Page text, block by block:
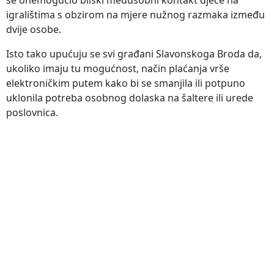
igralištima s obzirom na mjere nužnog razmaka između
dvije osobe.
Isto tako upućuju se svi građani Slavonskoga Broda da,
ukoliko imaju tu mogućnost, način plaćanja vrše
elektroničkim putem kako bi se smanjila ili potpuno
uklonila potreba osobnog dolaska na šaltere ili urede
poslovnica.